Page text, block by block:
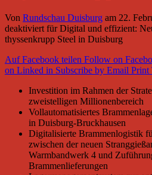
Von Rundschau Duisburg am 22.
deaktiviertfür Digital und effizient:
thyssenkrupp Steel in Duisburg
Auf Facebook teilen Follow on
on Linked in Subscribe by Email Print
Investition im Rahmen der
zweistelligen Millionenbereich
Vollautomatisiertes
in Duisburg-Bruckhausen
Digitalisierte Brammenlogistik
zwischen der neuen
Warmbandwerk 4 und
Brammenlieferungen